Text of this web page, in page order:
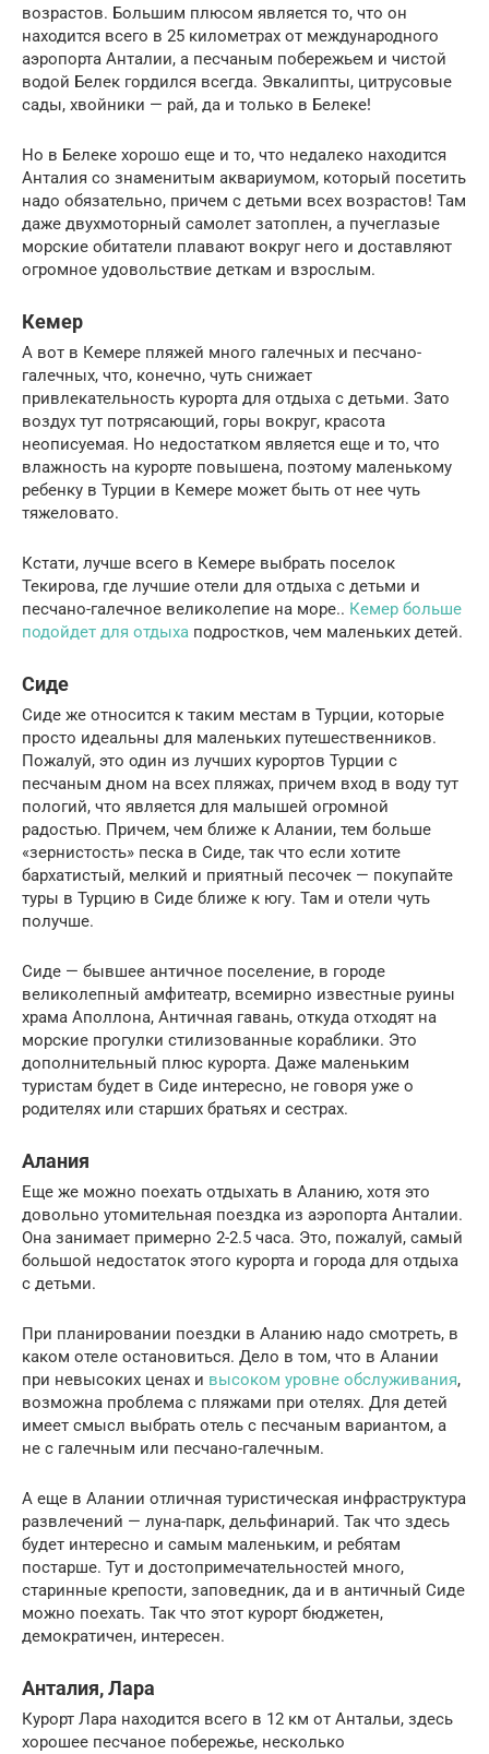
возрастов. Большим плюсом является то, что он
находится всего в 25 километрах от международного
аэропорта Анталии, а песчаным побережьем и чистой
водой Белек гордился всегда. Эвкалипты, цитрусовые
сады, хвойники — рай, да и только в Белеке!
Но в Белеке хорошо еще и то, что недалеко находится
Анталия со знаменитым аквариумом, который посетить
надо обязательно, причем с детьми всех возрастов! Там
даже двухмоторный самолет затоплен, а пучеглазые
морские обитатели плавают вокруг него и доставляют
огромное удовольствие деткам и взрослым.
Кемер
А вот в Кемере пляжей много галечных и песчано-
галечных, что, конечно, чуть снижает
привлекательность курорта для отдыха с детьми. Зато
воздух тут потрясающий, горы вокруг, красота
неописуемая. Но недостатком является еще и то, что
влажность на курорте повышена, поэтому маленькому
ребенку в Турции в Кемере может быть от нее чуть
тяжеловато.
Кстати, лучше всего в Кемере выбрать поселок
Текирова, где лучшие отели для отдыха с детьми и
песчано-галечное великолепие на море.. Кемер больше
подойдет для отдыха подростков, чем маленьких детей.
Сиде
Сиде же относится к таким местам в Турции, которые
просто идеальны для маленьких путешественников.
Пожалуй, это один из лучших курортов Турции с
песчаным дном на всех пляжах, причем вход в воду тут
пологий, что является для малышей огромной
радостью. Причем, чем ближе к Алании, тем больше
«зернистость» песка в Сиде, так что если хотите
бархатистый, мелкий и приятный песочек — покупайте
туры в Турцию в Сиде ближе к югу. Там и отели чуть
получше.
Сиде — бывшее античное поселение, в городе
великолепный амфитеатр, всемирно известные руины
храма Аполлона, Античная гавань, откуда отходят на
морские прогулки стилизованные кораблики. Это
дополнительный плюс курорта. Даже маленьким
туристам будет в Сиде интересно, не говоря уже о
родителях или старших братьях и сестрах.
Алания
Еще же можно поехать отдыхать в Аланию, хотя это
довольно утомительная поездка из аэропорта Анталии.
Она занимает примерно 2-2.5 часа. Это, пожалуй, самый
большой недостаток этого курорта и города для отдыха
с детьми.
При планировании поездки в Аланию надо смотреть, в
каком отеле остановиться. Дело в том, что в Алании
при невысоких ценах и высоком уровне обслуживания,
возможна проблема с пляжами при отелях. Для детей
имеет смысл выбрать отель с песчаным вариантом, а
не с галечным или песчано-галечным.
А еще в Алании отличная туристическая инфраструктура
развлечений — луна-парк, дельфинарий. Так что здесь
будет интересно и самым маленьким, и ребятам
постарше. Тут и достопримечательностей много,
старинные крепости, заповедник, да и в античный Сиде
можно поехать. Так что этот курорт бюджетен,
демократичен, интересен.
Анталия, Лара
Курорт Лара находится всего в 12 км от Антальи, здесь
хорошее песчаное побережье, несколько